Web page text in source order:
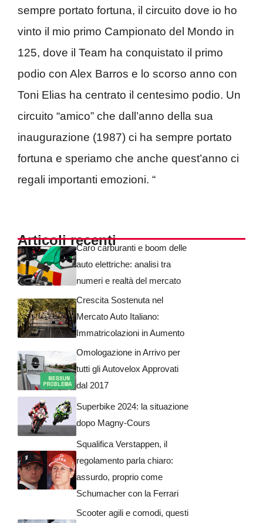
sempre portato fortuna, il circuito dove io ho
vinto il mio primo Campionato del Mondo in
125, dove il Team ha conquistato il primo
podio con Alex Barros e lo scorso anno con
Toni Elias ha centrato il centesimo podio. Un
circuito “amico” che dall’anno della sua
inaugurazione (1987) ci ha sempre portato
fortuna e speriamo che anche quest’anno ci
regali importanti emozioni. “
Articoli recentiCaro carburanti e boom delle
auto elettriche: analisi tra
numeri e realtà del mercato
Crescita Sostenuta nel
Mercato Auto Italiano:
Immatricolazioni in Aumento
Omologazione in Arrivo per
tutti gli Autovelox Approvati
dal 2017
Superbike 2024: la situazione
dopo Magny-Cours
Squalifica Verstappen, il
regolamento parla chiaro:
assurdo, proprio come
Schumacher con la Ferrari
Scooter agili e comodi, questi